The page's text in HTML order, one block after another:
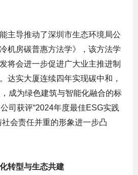
主导推动了深圳市生态环境局公
机房碳普惠方法学》，该方法学
将会进一步促进广大业主推进制
达实大厦连续四年实现碳中和，
成为绿色建筑与智能化融合的标
司获评“2024年度最佳ESG实践
会责任并重的形象进一步凸
转型与生态共建